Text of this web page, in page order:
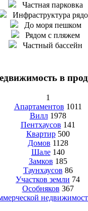
Частная парковка
Инфраструктура
До моря пешком
Рядом с пляжем
Частный бассейн
в
1
Апартаментов 1011
Вилл 1978
Пентхаусов 141
Квартир 500
Домов 1128
Шале 140
Замков 185
Таунхаусов 86
Участков земли 74
Особняков 367